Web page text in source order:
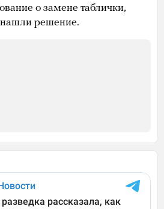
о замене таблички,
решение.